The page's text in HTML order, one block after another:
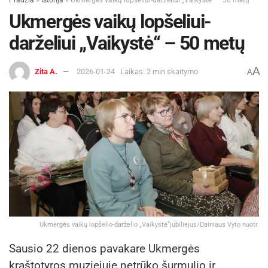
Ukmergės vaikų lopšeliui-
darželiui „Vaikystė“ – 50 metų
Zita A. 2026-01-24 Laikas: 2 min skaitymo AA
Ukmergės vaikų lopšelio-darželio „Vaikystė“jubiliejus/Dainiaus Vyto nuotr.
Sausio 22 dienos pavakare Ukmergės
kraštotyros muziejuje netrūko šurmulio ir